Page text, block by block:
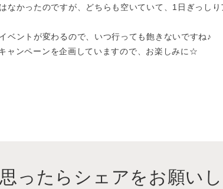
なかったのですが、どちらも空いていて、1日ぎっし
ベントが変わるので、いつ行っても飽きないですね♪
ャンペーンを企画していますので、お楽しみに☆
ったらシェアをお願い